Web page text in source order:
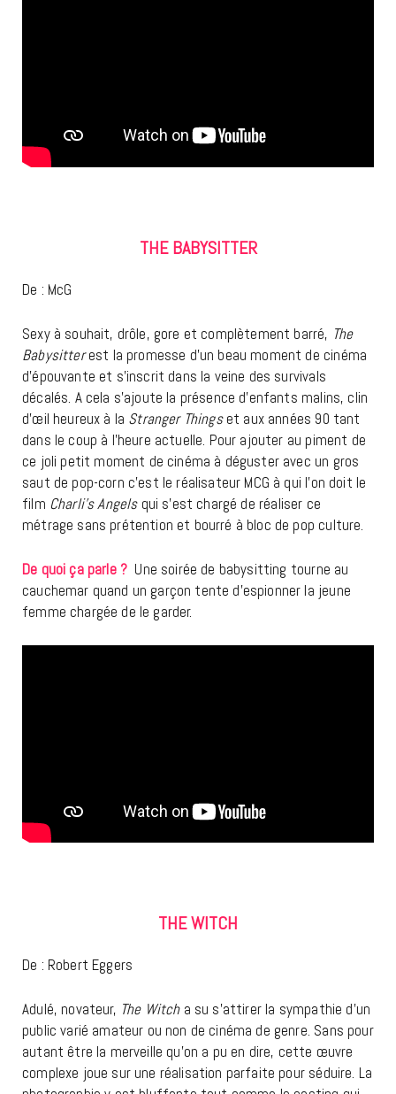
THE BABYSITTER
De : McG
Sexy à souhait, drôle, gore et complètement barré, The
Babysitterest la promesse d’un beau moment de cinéma
d’épouvante et s’inscrit dans la veine des survivals
décalés. A cela s’ajoute la présence d’enfants malins, clin
d’œil heureux à la Stranger Thingset aux années 90 tant
dans le coup à l’heure actuelle. Pour ajouter au piment de
ce joli petit moment de cinéma à déguster avec un gros
saut de pop-corn c’est le réalisateur MCG à qui l’on doit le
film Charli’s Angelsqui s’est chargé de réaliser ce
métrage sans prétention et bourré à bloc de pop culture.
De quoi ça parle ? Une soirée de babysitting tourne au
cauchemar quand un garçon tente d’espionner la jeune
femme chargée de le garder.
THE WITCH
De : Robert Eggers
Adulé, novateur, The Witcha su s’attirer la sympathie d’un
public varié amateur ou non de cinéma de genre. Sans pour
autant être la merveille qu’on a pu en dire, cette œuvre
complexe joue sur une réalisation parfaite pour séduire. La